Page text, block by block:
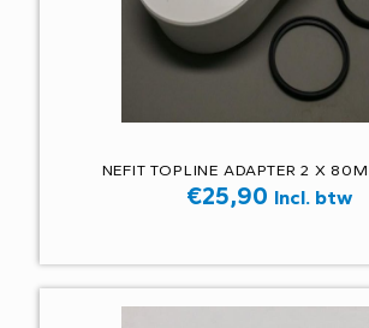
NEFIT TOPLINE ADAPTER 2 X
€25,90 Incl. btw